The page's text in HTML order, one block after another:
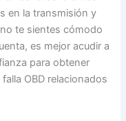
en la transmisión y
te sientes cómodo
es mejor acudir a
para obtener
OBD relacionados